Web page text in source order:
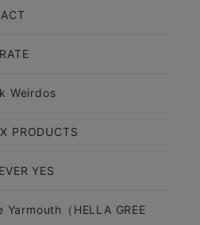
Weirdos
PRODUCTS
YES
Yarmouth（HELLA GREE